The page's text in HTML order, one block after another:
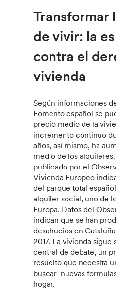
Transformar
de vivir: la
contra el
vivienda
Según informaciones
Fomento español se
precio medio de la
incremento continuo
años, así mismo, ha
medio de los
publicado por el
Vivienda Europeo
del parque total
alquiler social, uno de
Europa. Datos del
indican que se han
desahucios en
2017. La vivienda sigue
central de debate, un
resuelto que necesita
buscar nuevas
hogar.